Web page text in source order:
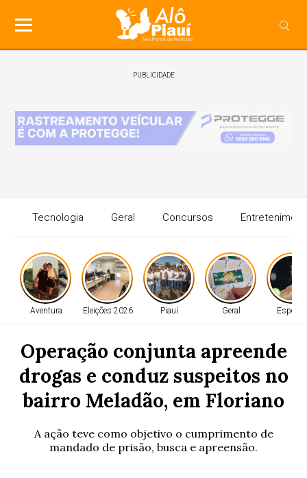
PUBLICIDADE
Tecnologia Geral Concursos
Aventura Eleições 2026 Piauí Geral
Operação conjunta apreende
drogas e conduz suspeitos no
bairro Meladão, em Floriano
A ação teve como objetivo o cumprimento de
mandado de prisão, busca e apreensão.